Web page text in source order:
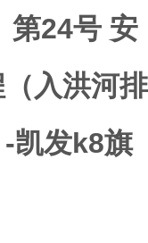
第24号 安
入洪河排
凯发k8旗